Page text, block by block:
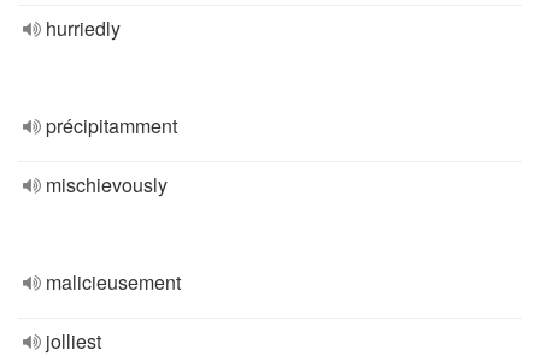
hurriedly
précipitamment
mischievously
malicieusement
jolliest